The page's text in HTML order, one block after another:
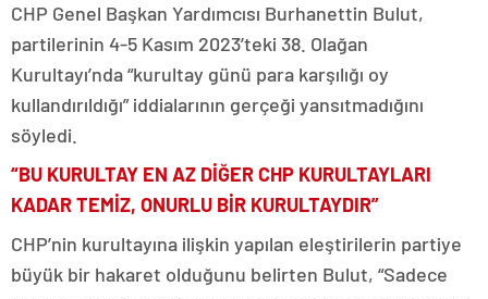
CHP Genel Başkan Yardımcısı Burhanettin Bulut,
partilerinin 4-5 Kasım 2023’teki 38. Olağan
Kurultayı’nda “kurultay günü para karşılığı oy
kullandırıldığı” iddialarının gerçeği yansıtmadığını
söyledi.
“BU KURULTAY EN AZ DİĞER CHP KURULTAYLARI
KADAR TEMİZ, ONURLU BİR KURULTAYDIR”
CHP’nin kurultayına ilişkin yapılan eleştirilerin partiye
büyük bir hakaret olduğunu belirten Bulut, “Sadece